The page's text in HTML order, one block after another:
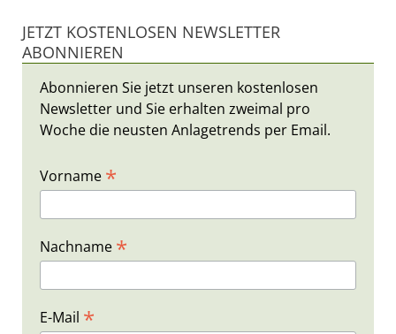
JETZT KOSTENLOSEN NEWSLETTER
ABONNIEREN
Abonnieren Sie jetzt unseren kostenlosen
Newsletter und Sie erhalten zweimal pro
Woche die neusten Anlagetrends per Email.
Vorname *
Nachname *
E-Mail *